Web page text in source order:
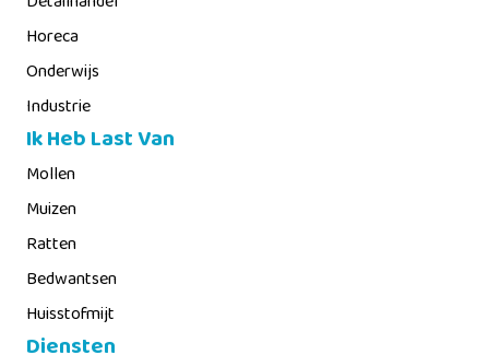
Horeca
Onderwijs
Industrie
Ik Heb Last Van
Mollen
Muizen
Ratten
Bedwantsen
Huisstofmijt